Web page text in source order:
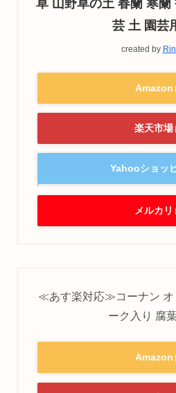
草 山野草の土 春蘭 寒蘭
芸 土 園芸
created by
Amazon
楽天市場
Yahooショッ
メルカリ
≪あす楽対応≫コーナン オ
ーク入り 腐
Amazon